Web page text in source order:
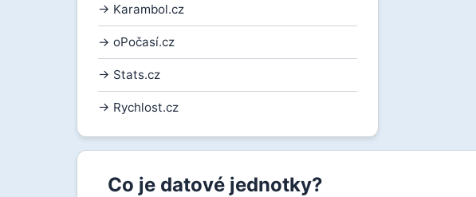
→ Karambol.cz
→ oPočasí.cz
→ Stats.cz
→ Rychlost.cz
Co je datové jednotky?